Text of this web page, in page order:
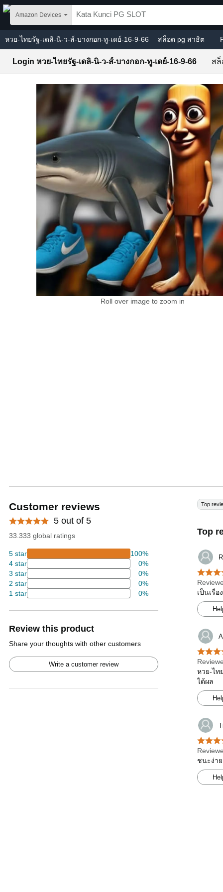
Skip to main content
Amazon Devices
หวย-ไทยรัฐ-เดลิ-นิ-ว-ส์-บางกอก-ทู-เดย์-16-9-66 สล็อต pg สาธิต
Login หวย-ไทยรัฐ-เดลิ-นิ-ว-ส์-บางกอก-ทู-เดย์-16-9-66 ส
Roll over image to zoom in
Customer reviews
5 out of 5
33.333 global ratings
5 star
100%
4 star
0%
3 star
0%
2 star
0%
1 star
0%
Review this product
Share your thoughts with other customers
Write a customer review
Top
Top
เป็นเรื่
หวย-ไท
ได้ผล
ชนะง่า